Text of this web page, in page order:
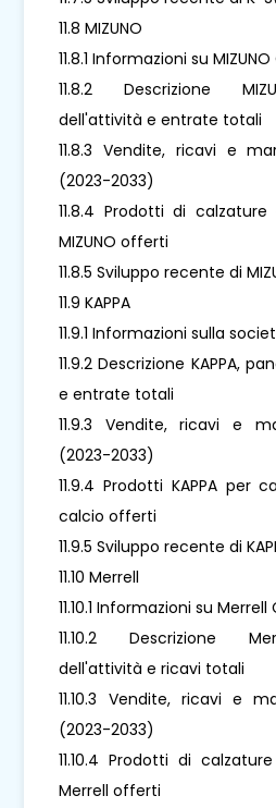
11.8 MIZUNO
11.8.1 Informazioni su
11.8.2 Descrizione
dell'attività e entrate totali
11.8.3 Vendite, ricavi e
(2023-2033)
11.8.4 Prodotti di
MIZUNO offerti
11.8.5 Sviluppo recente di
11.9 KAPPA
11.9.1 Informazioni sulla
11.9.2 Descrizione KAPPA,
e entrate totali
11.9.3 Vendite, ricavi e
(2023-2033)
11.9.4 Prodotti KAPPA per
calcio offerti
11.9.5 Sviluppo recente di
11.10 Merrell
11.10.1 Informazioni su
11.10.2 Descrizione
dell'attività e ricavi totali
11.10.3 Vendite, ricavi e
(2023-2033)
11.10.4 Prodotti di
Merrell offerti